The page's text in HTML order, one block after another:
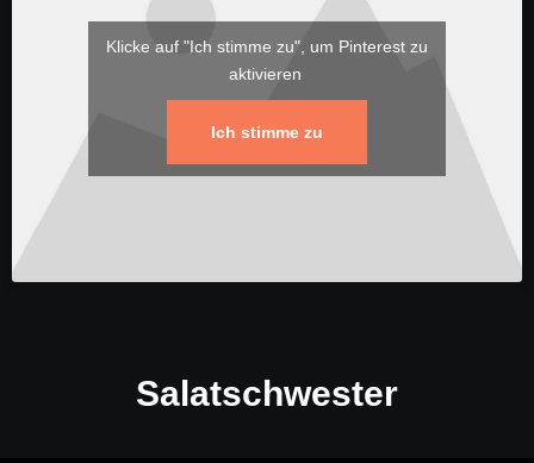
Klicke auf "Ich stimme zu", um Pinterest zu
aktivieren
Ich stimme zu
Salatschwester